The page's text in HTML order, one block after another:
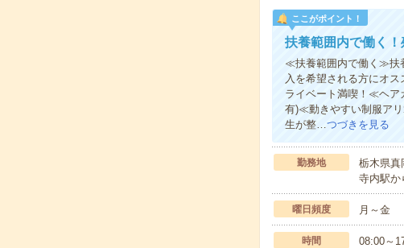
ここがポイント！
扶養範囲内で働く！
≪扶養範囲内で働く≫扶
入を希望される方にオ
ライベート満喫！≪ヘア
有)≪動きやすい制服ア
生が整…つづきを見る
勤務地
栃木県真
寺内駅か
曜日頻度 月～金
時間 08:00～